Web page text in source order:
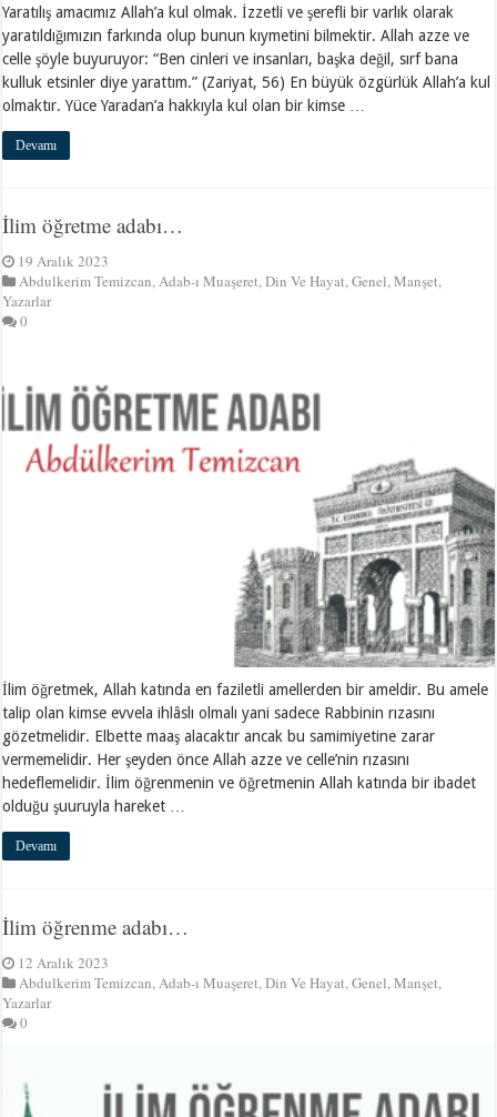
Yaratılış amacımız Allah’a kul olmak. İzzetli ve şerefli bir varlık olarak
yaratıldığımızın farkında olup bunun kıymetini bilmektir. Allah azze ve
celle şöyle buyuruyor: “Ben cinleri ve insanları, başka değil, sırf bana
kulluk etsinler diye yarattım.” (Zariyat, 56) En büyük özgürlük Allah’a kul
olmaktır. Yüce Yaradan’a hakkıyla kul olan bir kimse …
Devamı
İlim öğretme adabı…
19 Aralık 2023
Abdulkerim Temizcan,Adab-ı Muaşeret,Din Ve Hayat,Genel,Manşet,
Yazarlar
0
İlim öğretmek, Allah katında en faziletli amellerden bir ameldir. Bu amele
talip olan kimse evvela ihlâslı olmalı yani sadece Rabbinin rızasını
gözetmelidir. Elbette maaş alacaktır ancak bu samimiyetine zarar
vermemelidir. Her şeyden önce Allah azze ve celle’nin rızasını
hedeflemelidir. İlim öğrenmenin ve öğretmenin Allah katında bir ibadet
olduğu şuuruyla hareket …
Devamı
İlim öğrenme adabı…
12 Aralık 2023
Abdulkerim Temizcan,Adab-ı Muaşeret,Din Ve Hayat,Genel,Manşet,
Yazarlar
0